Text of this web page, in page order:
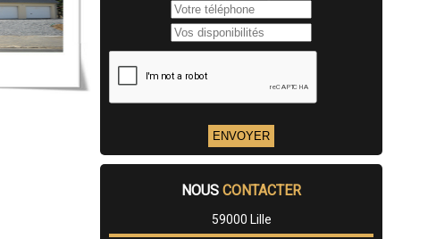
NOUS CONTACTER
59000 Lille